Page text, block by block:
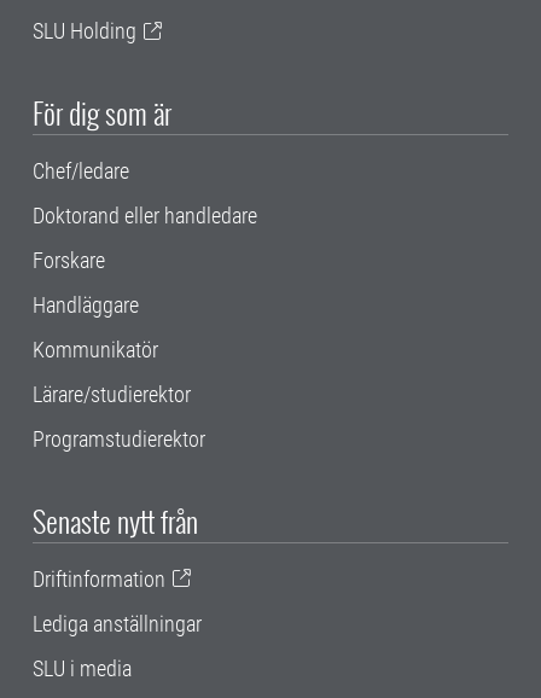
SLU Holding
För dig som är
Chef/ledare
Doktorand eller handledare
Forskare
Handläggare
Kommunikatör
Lärare/studierektor
Programstudierektor
Senaste nytt från
Driftinformation
Lediga anställningar
SLU i media